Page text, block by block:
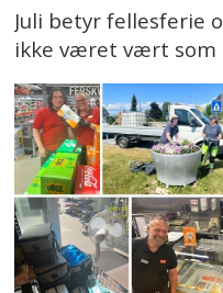
Juli betyr fellesferie
ikke været vært som